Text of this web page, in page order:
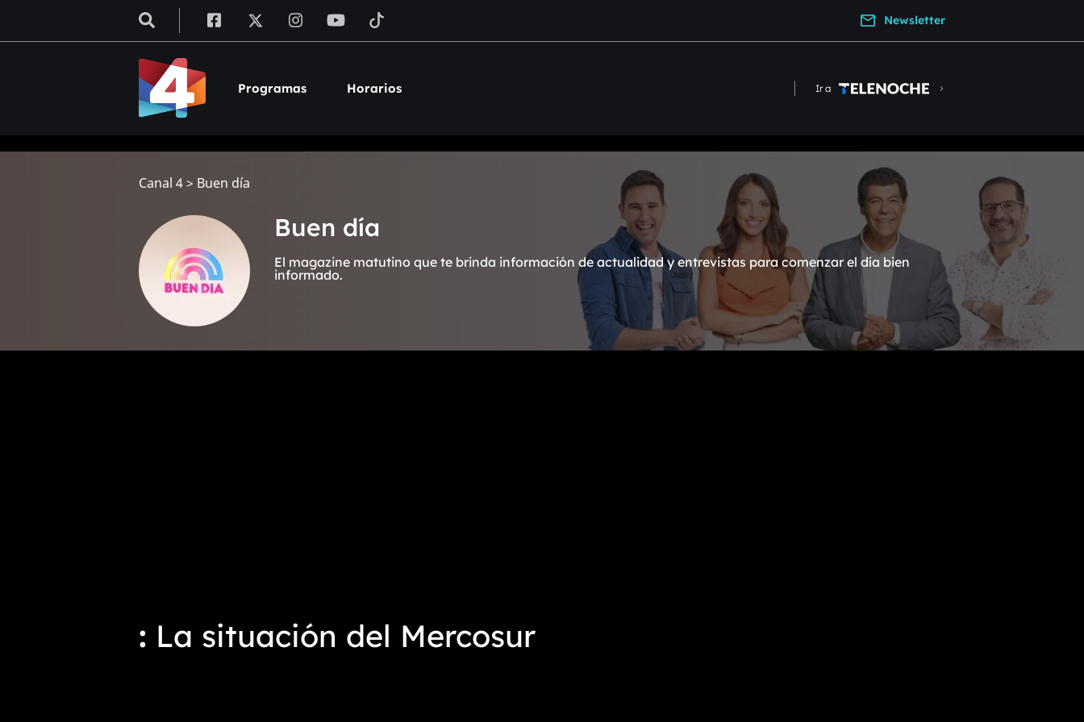
Newsletter
Programas Horarios Ir a
Canal 4> Buen día
Buen día
El magazine matutino que te brinda información de actualidad y entrevistas para comenzar el día bien
informado.
La situación del Mercosur